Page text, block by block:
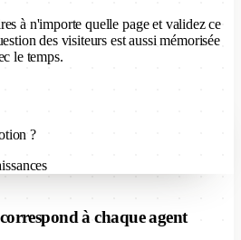
à n'importe quelle page et validez ce
des visiteurs est aussi mémorisée
le temps.
?
à chaque agent